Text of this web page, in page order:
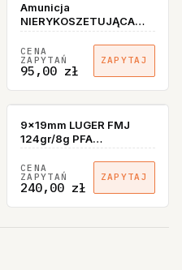
Amunicja
NIERYKOSZETUJĄCA
PFA 9 x 19 Para 95 gr /
6,2 g - 50 sztuk
CENA
ZAPYTAŃ
95,00 zł
ZAPYTAJ
9x19mm LUGER FMJ
124gr/8g PFA
ELABOROWANA
opakowanie 250szt
CENA
ZAPYTAŃ
240,00 zł
ZAPYTAJ